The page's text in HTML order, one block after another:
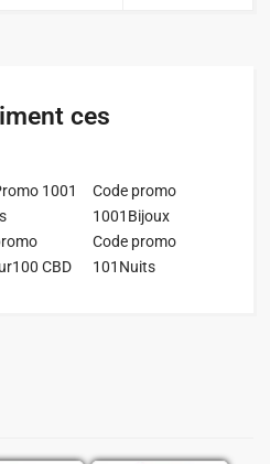
ces
1001
Code promo
1001Bijoux
CBD
Code promo
101Nuits